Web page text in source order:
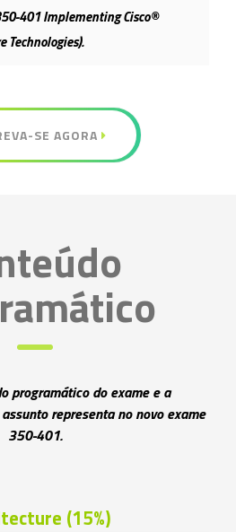
401 Implementing Cisco®
Technologies).
SE AGORA
programático do exame e a
representa no novo exame
350-401.
(15%)